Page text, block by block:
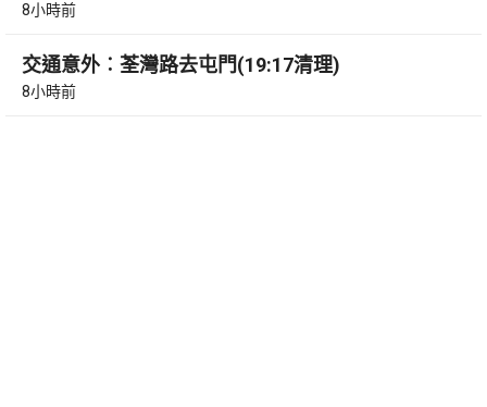
8小時前
交通意外︰荃灣路去屯門(19:17清理)
8小時前